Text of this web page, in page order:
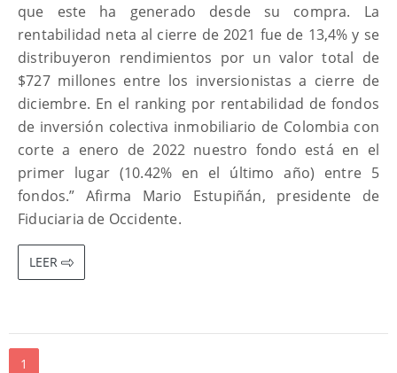
que este ha generado desde su compra. La
rentabilidad neta al cierre de 2021 fue de 13,4% y se
distribuyeron rendimientos por un valor total de
$727 millones entre los inversionistas a cierre de
diciembre. En el ranking por rentabilidad de fondos
de inversión colectiva inmobiliario de Colombia con
corte a enero de 2022 nuestro fondo está en el
primer lugar (10.42% en el último año) entre 5
fondos.” Afirma Mario Estupiñán, presidente de
Fiduciaria de Occidente.
LEER
1